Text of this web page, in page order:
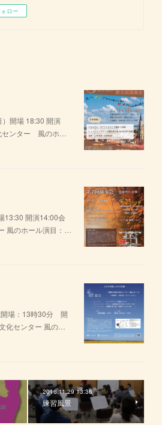
ロー
開場 18:30 開演
センター 風のホ…
13:30 開演14:00会
風のホール演目：…
開場：13時30分 開
化センター 風の…
2016.11.29 13:36
練習風景